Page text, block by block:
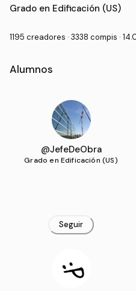
Grado Universitario en
Grado en Edificación (US)
1195 creadores · 3338 compis ·
Alumnos
@JefeDeObra
Grado en Edificación (US)
Seguir